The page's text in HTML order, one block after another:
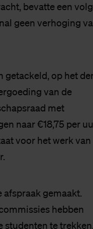
bevatte een
geen verhoging
getackeld, op het
van de
met
naar €18,75 per
voor het werk van
afspraak gemaakt.
hebben
studenten te trekken,